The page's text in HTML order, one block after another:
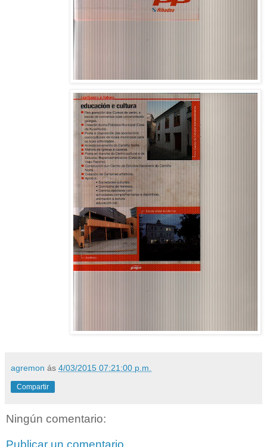
agremon ás 4/03/2015 07:21:00 p.m.
Compartir
Ningún comentario:
Publicar un comentario